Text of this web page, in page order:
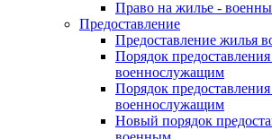
Право на жилье -
Предоставление
Предоставление жилья
Порядок
военнослужащим
Порядок
военнослужащим
Новый порядок